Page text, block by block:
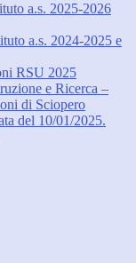
a.s. 2025-2026
a.s. 2024-2025 e
RSU 2025
e Ricerca –
di Sciopero
del 10/01/2025.